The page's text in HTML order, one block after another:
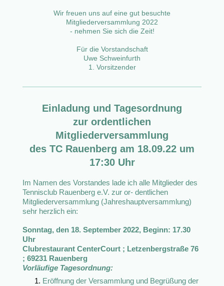
Wir freuen uns auf eine gut besuchte
Mitgliederversammlung 2022
- nehmen Sie sich die Zeit!
Für die Vorstandschaft
Uwe Schweinfurth
1. Vorsitzender
Einladung und Tagesordnung
zur ordentlichen
Mitgliederversammlung
des TC Rauenberg am 18.09.22 um
17:30 Uhr
Im Namen des Vorstandes lade ich alle Mitglieder des
Tennisclub Rauenberg e.V. zur or- dentlichen
Mitgliederversammlung (Jahreshauptversammlung)
sehr herzlich ein:
Sonntag, den 18. September 2022, Beginn: 17.30
Uhr
Clubrestaurant CenterCourt ; Letzenbergstraße 76
; 69231 Rauenberg
Vorläufige Tagesordnung:
Eröffnung der Versammlung und Begrüßung der